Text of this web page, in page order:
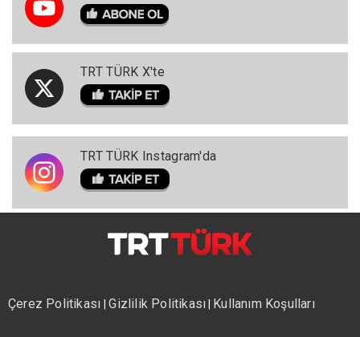
TRT TÜRK X'te
TRT TÜRK Instagram'da
Çerez Politikası|Gizlilik Politikası| Kullanım Koşulları